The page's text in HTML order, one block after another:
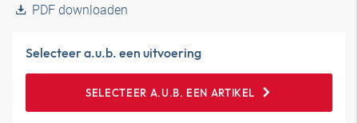
PDF downloaden
Selecteer a.u.b. een uitvoering
SELECTEER A.U.B. EEN ARTIKEL